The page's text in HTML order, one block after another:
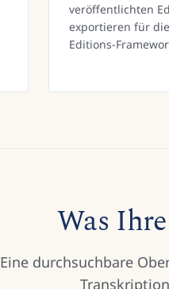
veröffentlichten
exportieren für
Editions-
Was
Eine durchsuchbare